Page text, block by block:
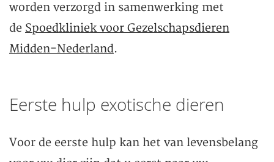
worden verzorgd in samenwerking met
de Spoedkliniek voor Gezelschapsdieren
Midden-Nederland.
Eerste hulp exotische dieren
Voor de eerste hulp kan het van levensbelang